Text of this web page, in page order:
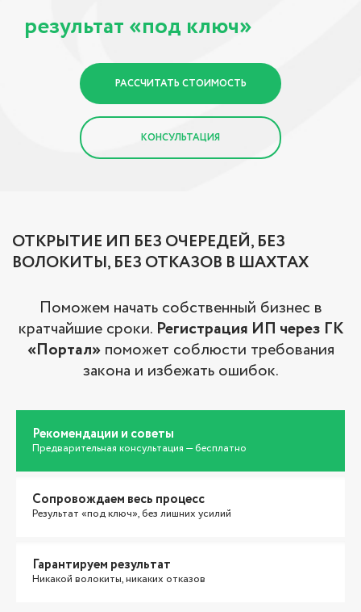
результат «под ключ»
РАССЧИТАТЬ СТОИМОСТЬ
КОНСУЛЬТАЦИЯ
ОТКРЫТИЕ ИП БЕЗ ОЧЕРЕДЕЙ, БЕЗ
ВОЛОКИТЫ, БЕЗ ОТКАЗОВ В ШАХТАХ
Поможем начать собственный бизнес в
кратчайшие сроки. Регистрация ИП через ГК
«Портал»поможет соблюсти требования
закона и избежать ошибок.
Рекомендации и советы
Предварительная консультация — бесплатно
Сопровождаем весь процесс
Результат «под ключ», без лишних усилий
Гарантируем результат
Никакой волокиты, никаких отказов